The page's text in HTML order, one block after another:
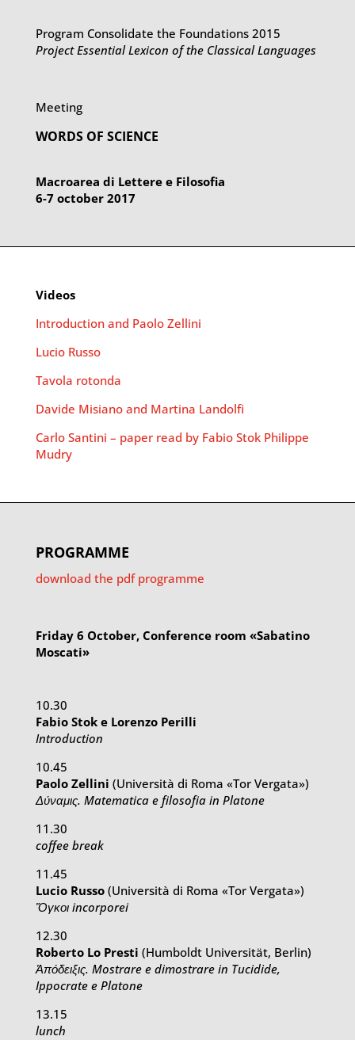
Program Consolidate the Foundations 2015
Project Essential Lexicon of the Classical Languages
Meeting
WORDS OF SCIENCE
Macroarea di Lettere e Filosofia
6-7 october 2017
Videos
Introduction and Paolo Zellini
Lucio Russo
Tavola rotonda
Davide Misiano and Martina Landolfi
Carlo Santini – paper read by Fabio Stok Philippe
Mudry
PROGRAMME
download the pdf programme
Friday 6 October, Conference room «Sabatino
Moscati»
10.30
Fabio Stok e Lorenzo Perilli
Introduction
10.45
Paolo Zellini (Università di Roma «Tor Vergata»)
Δύναμις. Matematica e filosofia in Platone
11.30
coffee break
11.45
Lucio Russo(Università di Roma «Tor Vergata»)
Ὄγκοι incorporei
12.30
Roberto Lo Presti (Humboldt Universität, Berlin)
Ἀπόδειξις. Mostrare e dimostrare in Tucidide,
Ippocrate e Platone
13.15
lunch